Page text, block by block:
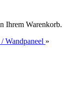
Ihrem Warenkorb.
Wandpaneel »